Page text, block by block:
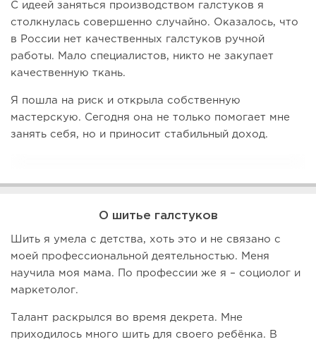
С идеей заняться производством галстуков я
столкнулась совершенно случайно. Оказалось, что
в России нет качественных галстуков ручной
работы. Мало специалистов, никто не закупает
качественную ткань.
Я пошла на риск и открыла собственную
мастерскую. Сегодня она не только помогает мне
занять себя, но и приносит стабильный доход.
О шитье галстуков
Шить я умела с детства, хоть это и не связано с
моей профессиональной деятельностью. Меня
научила моя мама. По профессии же я – социолог и
маркетолог.
Талант раскрылся во время декрета. Мне
приходилось много шить для своего ребёнка. В